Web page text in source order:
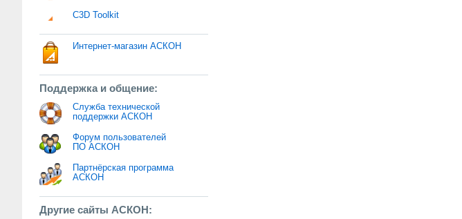
C3D Toolkit
Интернет-магазин АСКОН
Поддержка и общение:
Служба технической
поддержки АСКОН
Форум пользователей
ПО АСКОН
Партнёрская программа
АСКОН
Другие сайты АСКОН: